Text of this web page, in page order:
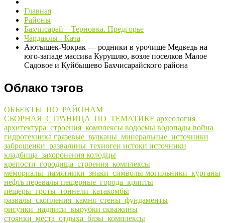
Главная
Районы
Бахчисарай – Терновка. Предгорье
Чардаклы - Кача
Аютышек-Чокрак — родники в урочище Медведь на
юго-западе массива Курушлю, возле поселков Малое
Садовое и Куйбышево Бахчисарайского района
Облако тэгов
ОБЪЕКТЫ_ПО_РАЙОНАМ
СБОРНАЯ_СТРАНИЦА_ПО_ТЕМАТИКЕ археология
архитектура_строения_комплексы водоемы водопады война
гидротехника грязевые_вулканы_минеральные_источники
заброшенки_развалины_техноген истоки источники
кладбища_захоронения колодцы
крепости_городища_строения_комплексы
мемориалы_памятники_знаки_символы могильники_курганы
нефть перевалы пещерные_города_крипты
пещеры_гроты_тоннели_катакомбы
развалы_скопления_камня_стены_фундаменты
рисунки_надписи_вырубки скважины
стоянки_места_отдыха_базы_комплексы